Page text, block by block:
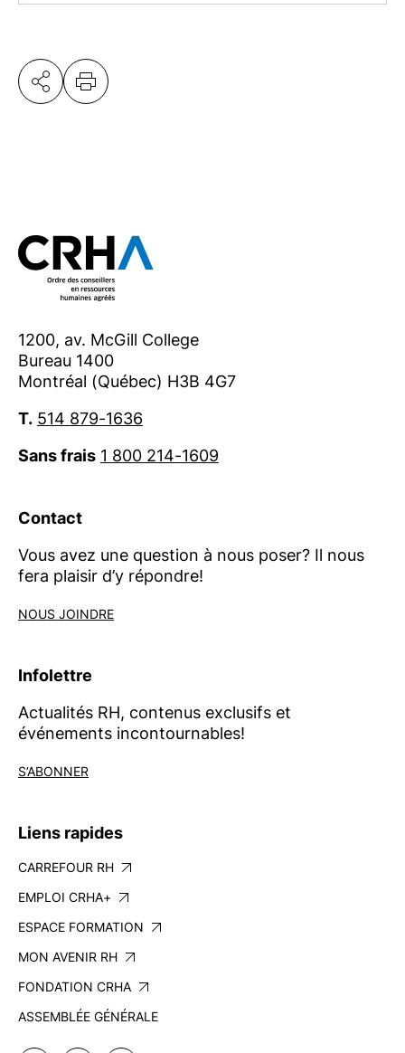
conseillers en ressources humaines agréés
est la référence en matière de pratiques de
Québec. L’Ordre participe ainsi activement
au maintien de l’équilibre entre la réussite
des organisations et le bien-être de la
visitez ordrecrha.org.
Contact : presse@ordrecrha.org
1200, av. McGill College
Bureau 1400
Montréal (Québec) H3B 4G7
T. 514 879-1636
Sans frais 1 800 214-1609
Contact
Vous avez une question à nous poser? Il nous
fera plaisir d’y répondre!
NOUS JOINDRE
Infolettre
Actualités RH, contenus exclusifs et
événements incontournables!
S’ABONNER
Liens rapides
CARREFOUR RH
EMPLOI CRHA+
ESPACE FORMATION
MON AVENIR RH
FONDATION CRHA
ASSEMBLÉE GÉNÉRALE